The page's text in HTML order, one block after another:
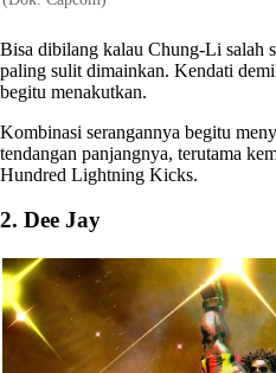
Bisa dibilang kalau Chung-Li salah
paling sulit dimainkan. Kendati
begitu menakutkan.
Kombinasi serangannya begitu
tendangan panjangnya, terutama
Hundred Lightning Kicks.
2. Dee Jay